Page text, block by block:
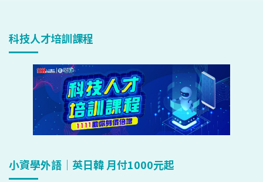
科技人才培訓課程
小資學外語｜英日韓 月付1000元起